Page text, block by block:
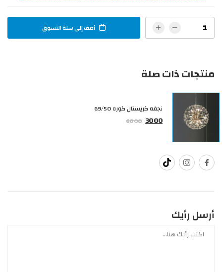
أضف إلى سلة التسوق
منتجات ذات صلة
نجفه كريستال كوره G9/50
3000
6000
أرسل رأيك